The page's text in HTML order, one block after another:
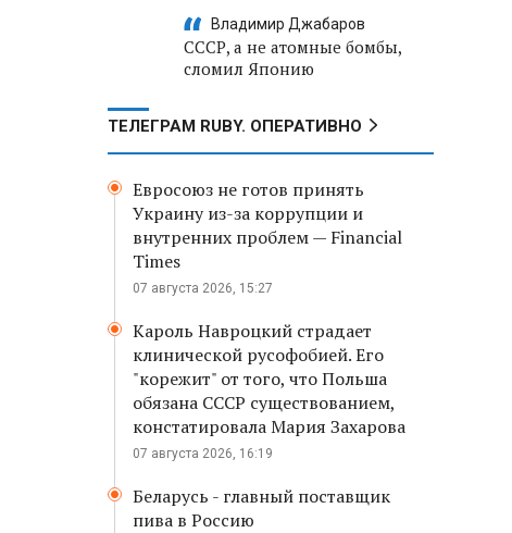
Владимир Джабаров
СССР, а не атомные бомбы,
сломил Японию
ТЕЛЕГРАМ RUBY. ОПЕРАТИВНО
Евросоюз не готов принять
Украину из-за коррупции и
внутренних проблем — Financial
Times
07 августа 2026, 15:27
Кароль Навроцкий страдает
клинической русофобией. Его
"корежит" от того, что Польша
обязана СССР существованием,
констатировала Мария Захарова
07 августа 2026, 16:19
Беларусь - главный поставщик
пива в Россию